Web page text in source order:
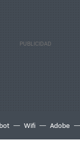
Wifi Adobe